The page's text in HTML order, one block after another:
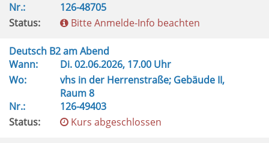
Nr.:
126-48705
Status:
Bitte Anmelde-Info beachten
Deutsch B2 am Abend
Wann:
Di.02.06.2026, 17.00 Uhr
Wo:
vhs in der Herrenstraße; Gebäude II,
Raum 8
Nr.:
126-49403
Status:
Kurs abgeschlossen